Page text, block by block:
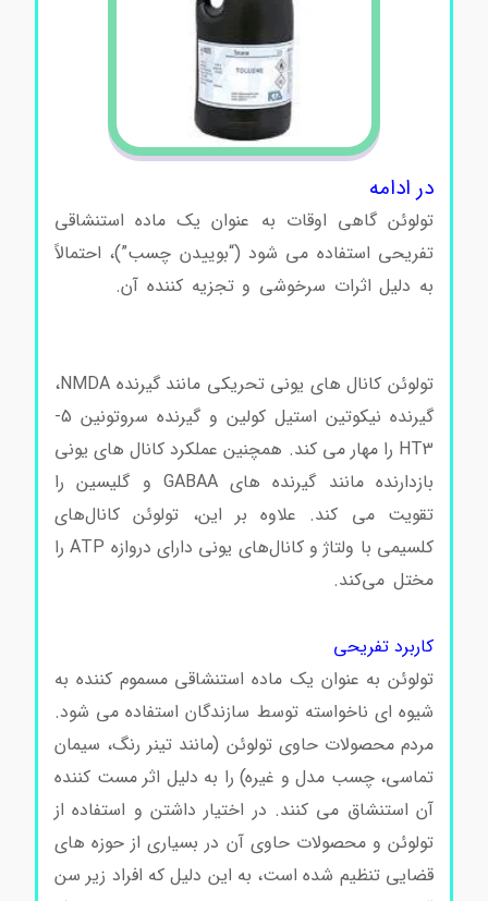
در ادامهخرید و فروش تولوئن
تولوئن گاهی اوقات به عنوان یک ماده استنشاقی
تفریحی استفاده می شود (“بوییدن چسب”)، احتمالاً
به دلیل اثرات سرخوشی و تجزیه کننده آن.خرید و
تولوئن کانال های یونی تحریکی مانند گیرنده NMDA،
گیرنده نیکوتین استیل کولین و گیرنده سروتونین 5-
HT3 را مهار می کند. همچنین عملکرد کانال های یونی
بازدارنده مانند گیرنده های GABAA و گلیسین را
تقویت می کند. علاوه بر این، تولوئن کانال‌های
کلسیمی با ولتاژ و کانال‌های یونی دارای دروازه ATP را
مختل می‌کند.خرید و فروش تولوئن خرید و فروش
کاربرد تفریحی
تولوئن به عنوان یک ماده استنشاقی مسموم کننده به
شیوه ای ناخواسته توسط سازندگان استفاده می شود.
مردم محصولات حاوی تولوئن (مانند تینر رنگ، سیمان
تماسی، چسب مدل و غیره) را به دلیل اثر مست کننده
آن استنشاق می کنند. در اختیار داشتن و استفاده از
تولوئن و محصولات حاوی آن در بسیاری از حوزه های
قضایی تنظیم شده است، به این دلیل که افراد زیر سن